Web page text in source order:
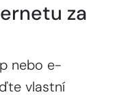
za
nebo e-
vlastní